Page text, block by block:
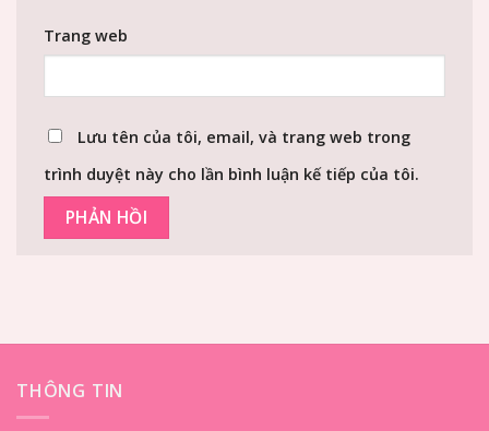
Trang web
Lưu tên của tôi, email, và trang web trong
trình duyệt này cho lần bình luận kế tiếp của tôi.
THÔNG TIN